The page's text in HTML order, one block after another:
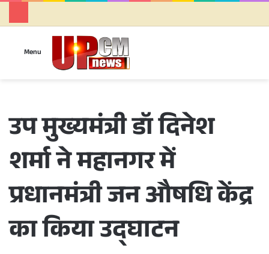
Menu
उप मुख्यमंत्री डॉ दिनेश
शर्मा ने महानगर में
प्रधानमंत्री जन औषधि केंद्र
का किया उद्घाटन